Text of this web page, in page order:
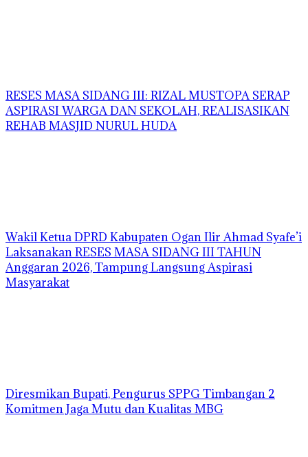
RESES MASA SIDANG III: RIZAL MUSTOPA SERAP
ASPIRASI WARGA DAN SEKOLAH, REALISASIKAN
REHAB MASJID NURUL HUDA
Wakil Ketua DPRD Kabupaten Ogan Ilir Ahmad Syafe’i
Laksanakan RESES MASA SIDANG III TAHUN
Anggaran 2026, Tampung Langsung Aspirasi
Masyarakat
Diresmikan Bupati, Pengurus SPPG Timbangan 2
Komitmen Jaga Mutu dan Kualitas MBG